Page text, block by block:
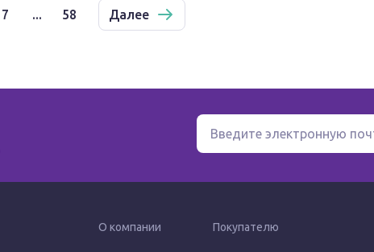
7 ... 58 Далее
О компании Покупателю